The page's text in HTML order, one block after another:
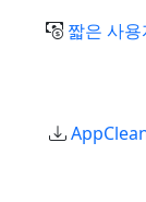
짧은 사